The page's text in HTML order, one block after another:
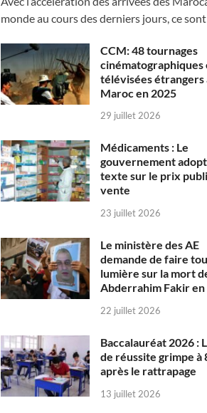
monde au cours des derniers jours, ce sont
CCM: 48 tournages
cinématographiques
télévisées étrangers
Maroc en 2025
29 juillet 2026
Médicaments : Le
gouvernement
texte sur le prix
vente
23 juillet 2026
Le ministère des AE
demande de faire
lumière sur la mort
Abderrahim Fakir
22 juillet 2026
Baccalauréat 2026 :
de réussite grimpe à
après le rattrapage
13 juillet 2026